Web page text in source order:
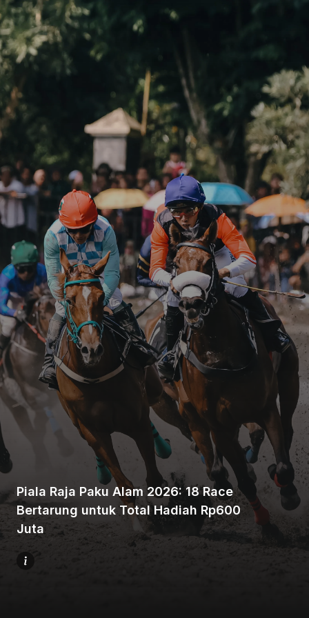
Home
Share
Prev
Piala Raja Paku Alam 2026: 18 Race
Bertarung untuk Total Hadiah Rp600
Juta